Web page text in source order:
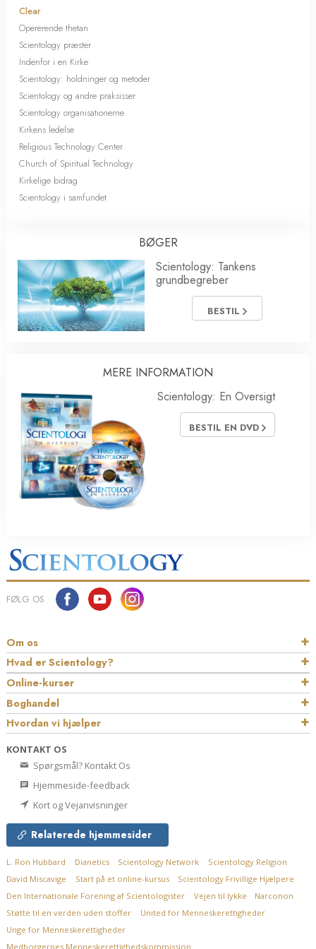
Clear
Opererende thetan
Scientology præster
Indenfor i en Kirke
Scientology: holdninger og metoder
Scientology og andre praksisser
Scientology organisationerne
Kirkens ledelse
Religious Technology Center
Church of Spiritual Technology
Kirkelige bidrag
Scientology i samfundet
BØGER
Scientology: Tankens
grundbegreber
BESTIL
MERE INFORMATION
Scientology: En Oversigt
BESTIL EN DVD
FØLG OS
Om os
Hvad er Scientology?
Online-kurser
Boghandel
Hvordan vi hjælper
KONTAKT OS
Spørgsmål? Kontakt Os
Hjemmeside-feedback
Kort og Vejanvisninger
Relaterede hjemmesider
L. Ron Hubbard Dianetics Scientology Network
Scientology Religion
David Miscavige
Start på et online-kursus
Scientology Frivillige Hjælpere
Den Internationale Forening af Scientologister
Vejen til lykke
Narconon
Støtte til en verden uden stoffer
United for Menneskerettigheder
Unge for Menneskerettigheder
Medborgernes Menneskerettigheds­kommission